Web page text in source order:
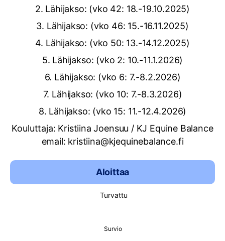
2. Lähijakso: (vko 42: 18.-19.10.2025)
3. Lähijakso: (vko 46: 15.-16.11.2025)
4. Lähijakso: (vko 50: 13.-14.12.2025)
5. Lähijakso: (vko 2: 10.-11.1.2026)
6. Lähijakso: (vko 6: 7.-8.2.2026)
7. Lähijakso: (vko 10: 7.-8.3.2026)
8. Lähijakso: (vko 15: 11.-12.4.2026)
Kouluttaja: Kristiina Joensuu / KJ Equine Balance
email: kristiina@kjequinebalance.fi
Aloittaa
Turvattu
Survio